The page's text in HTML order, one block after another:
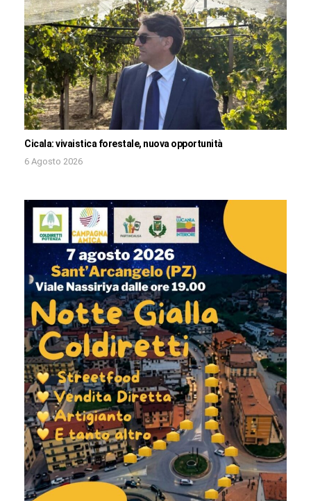
Cicala: vivaistica forestale, nuova opportunità
6 Agosto 2026